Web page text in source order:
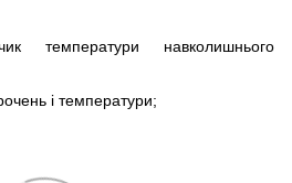
температури навколишнього
і температури;